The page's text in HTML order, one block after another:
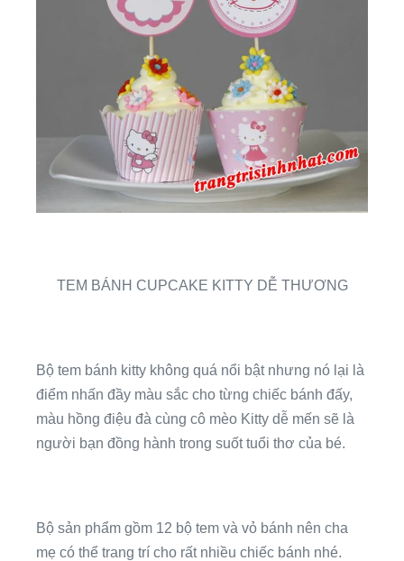
TEM BÁNH CUPCAKE KITTY DỄ THƯƠNG
Bộ tem bánh kitty không quá nổi bật nhưng nó lại là
điểm nhấn đầy màu sắc cho từng chiếc bánh đấy,
màu hồng điệu đà cùng cô mèo Kitty dễ mến sẽ là
người bạn đồng hành trong suốt tuổi thơ của bé.
Bộ sản phẩm gồm 12 bộ tem và vỏ bánh nên cha
mẹ có thể trang trí cho rất nhiều chiếc bánh nhé.